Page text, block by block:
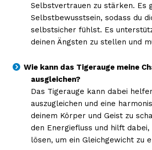
Selbstvertrauen zu stärken. Es
Selbstbewusstsein, sodass du
selbstsicher fühlst. Es
deinen Ängsten zu stellen und
Wie kann das Tigerauge meine
ausgleichen?
Das Tigerauge kann dabei
auszugleichen und eine
deinem Körper und Geist zu
den Energiefluss und hilft dabei,
lösen, um ein Gleichgewicht zu